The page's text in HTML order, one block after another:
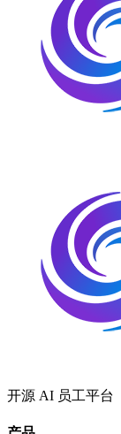
开源 AI 员工平台